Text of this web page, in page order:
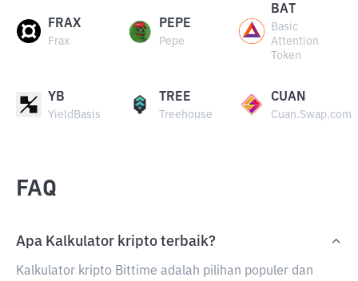
FRAX
Frax
PEPE
Pepe
BAT
Basic
Attention
Token
YB
YieldBasis
TREE
Treehouse
CUAN
Cuan.Swap.com
FAQ
Apa Kalkulator kripto terbaik?
Kalkulator kripto Bittime adalah pilihan populer dan